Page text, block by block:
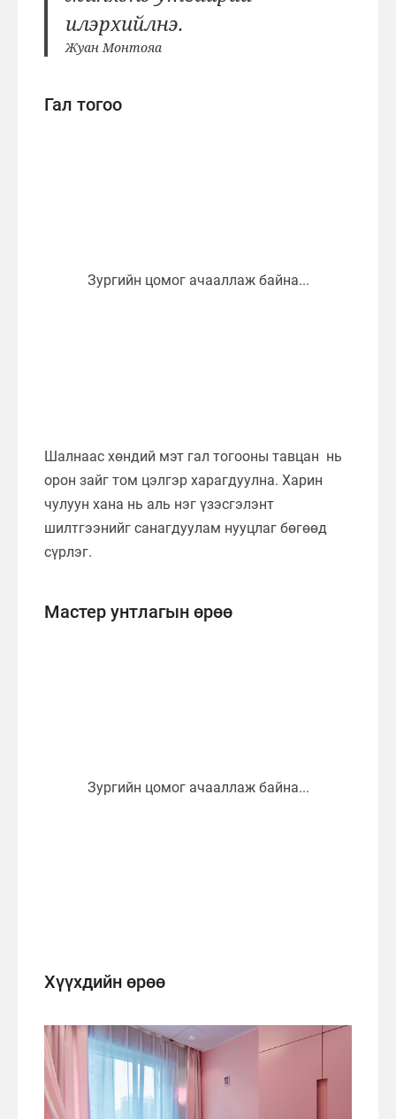
илэрхийлнэ.
Жуан Монтояа
Гал тогоо
Шалнаас хөндий мэт гал тогооны тавцан нь
орон зайг том цэлгэр харагдуулна. Харин
чулуун хана нь аль нэг үзэсгэлэнт
шилтгээнийг санагдуулам нууцлаг бөгөөд
сүрлэг.
Мастер унтлагын өрөө
Хүүхдийн өрөө